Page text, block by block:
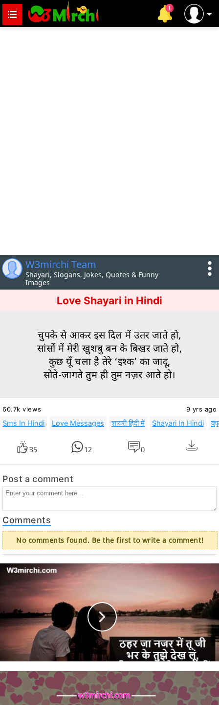
W3mirchi Team
Shayari, Slogans, Jokes, Quotes & Funny
Images
Love Shayari in Hindi
चुपके से आकर इस दिल में उतर जाते हो,
सांसों में मेरी खुशबु बन के बिखर जाते हो,
कुछ यूँ चला है तेरे ‘इश्क’ का जादू,
सोते-जागते तुम ही तुम नज़र आते हो।
60.7k views 9 yrs ago
Sms In Hindi Love Messages शायरी हिंदी में Shayari In Hindi
35 12 0
Post a comment
Comments
No comments found. Be the first to write a comment!